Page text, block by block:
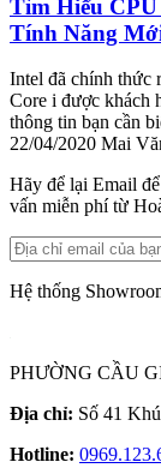
Tìm Hiểu
Tính Năng
Intel đã chính thức
Core i được khách
thông tin bạn cần
22/04/2020 Mai
Hãy để lại Email
vấn miễn phí từ
Hệ thống
PHƯỜNG CẦU
Địa chỉ: Số 41
Hotline: